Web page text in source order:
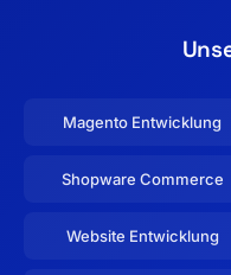
Magento Entwicklung
Shopware Commerce
Website Entwicklung